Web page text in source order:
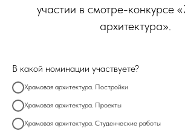
участии в смотре-конкурсе
архитектура».
В какой номинации участвуете?
Храмовая архитектура. Постройки
Храмовая архитектура. Проекты
Храмовая архитектура. Студенческие работы